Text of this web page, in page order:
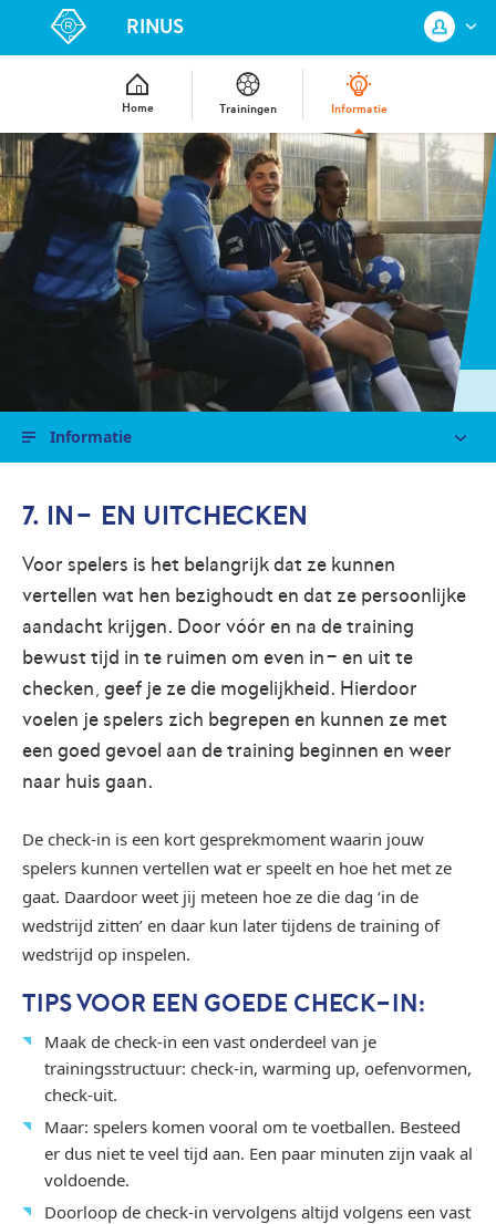
RINUS
Home Trainingen Informatie
Log in met je KNVB Account of maak
een nieuw KNVB Account aan.
Inloggen
Registreren
Informatie
7. IN- EN UITCHECKEN
Voor spelers is het belangrijk dat ze kunnen
vertellen wat hen bezighoudt en dat ze persoonlijke
aandacht krijgen. Door vóór en na de training
bewust tijd in te ruimen om even in- en uit te
checken, geef je ze die mogelijkheid. Hierdoor
voelen je spelers zich begrepen en kunnen ze met
een goed gevoel aan de training beginnen en weer
naar huis gaan.
De check-in is een kort gesprekmoment waarin jouw
spelers kunnen vertellen wat er speelt en hoe het met ze
gaat. Daardoor weet jij meteen hoe ze die dag ‘in de
wedstrijd zitten’ en daar kun later tijdens de training of
wedstrijd op inspelen.
TIPS VOOR EEN GOEDE CHECK-IN:
Maak de check-in een vast onderdeel van je
trainingsstructuur: check-in, warming up, oefenvormen,
check-uit.
Maar: spelers komen vooral om te voetballen. Besteed
er dus niet te veel tijd aan. Een paar minuten zijn vaak al
voldoende.
Doorloop de check-in vervolgens altijd volgens een vast